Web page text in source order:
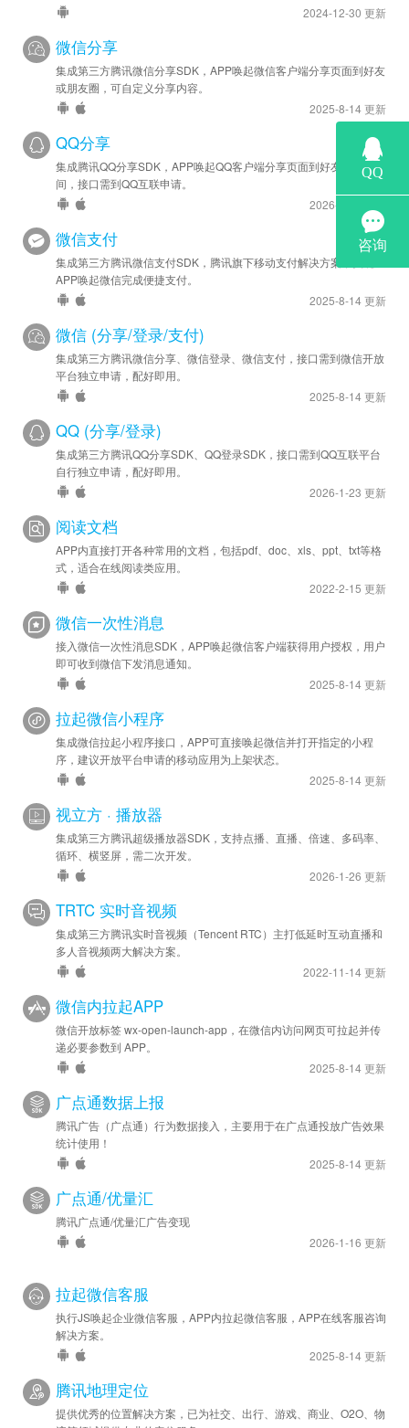
2024-12-30 更新
微信分享
集成第三方腾讯微信分享SDK，APP唤起微信客户端分享页面到好友
或朋友圈，可自定义分享内容。
2025-8-14 更新
QQ分享
集成腾讯QQ分享SDK，APP唤起QQ客户端分享页面到好友或QQ空
间，接口需到QQ互联申请。
2026-1-23 更新
微信支付
集成第三方腾讯微信支付SDK，腾讯旗下移动支付解决方案，实现
APP唤起微信完成便捷支付。
2025-8-14 更新
微信 (分享/登录/支付)
集成第三方腾讯微信分享、微信登录、微信支付，接口需到微信开放
平台独立申请，配好即用。
2025-8-14 更新
QQ (分享/登录)
集成第三方腾讯QQ分享SDK、QQ登录SDK，接口需到QQ互联平台
自行独立申请，配好即用。
2026-1-23 更新
阅读文档
APP内直接打开各种常用的文档，包括pdf、doc、xls、ppt、txt等格
式，适合在线阅读类应用。
2022-2-15 更新
微信一次性消息
接入微信一次性消息SDK，APP唤起微信客户端获得用户授权，用户
即可收到微信下发消息通知。
2025-8-14 更新
拉起微信小程序
集成微信拉起小程序接口，APP可直接唤起微信并打开指定的小程
序，建议开放平台申请的移动应用为上架状态。
2025-8-14 更新
视立方 · 播放器
集成第三方腾讯超级播放器SDK，支持点播、直播、倍速、多码率、
循环、横竖屏，需二次开发。
2026-1-26 更新
TRTC 实时音视频
集成第三方腾讯实时音视频（Tencent RTC）主打低延时互动直播和
多人音视频两大解决方案。
2022-11-14 更新
微信内拉起APP
微信开放标签 wx-open-launch-app，在微信内访问网页可拉起并传
递必要参数到 APP。
2025-8-14 更新
广点通数据上报
腾讯广告（广点通）行为数据接入，主要用于在广点通投放广告效果
统计使用！
2025-8-14 更新
广点通/优量汇
腾讯广点通/优量汇广告变现
2026-1-16 更新
拉起微信客服
执行JS唤起企业微信客服，APP内拉起微信客服，APP在线客服咨询
解决方案。
2025-8-14 更新
腾讯地理定位
提供优秀的位置解决方案，已为社交、出行、游戏、商业、O2O、物